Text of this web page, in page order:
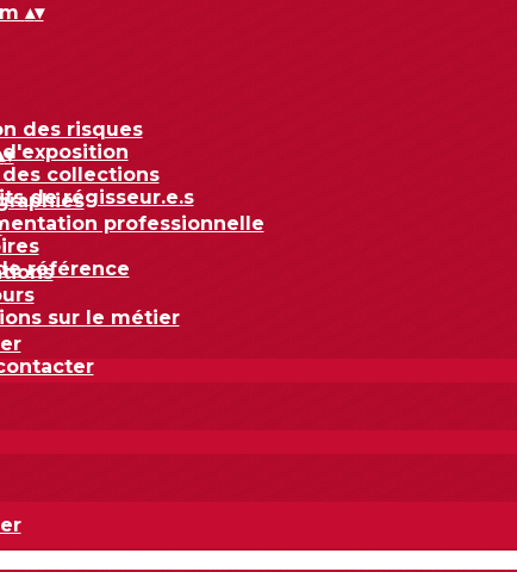
▴▾
des risques
des collections
de régisseur.e.s
▾
professionnelle
référence
sur le métier